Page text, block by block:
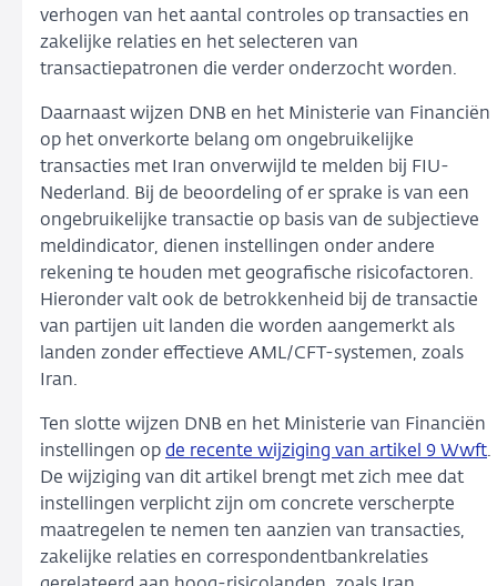
verhogen van het aantal controles op transacties en
zakelijke relaties en het selecteren van
transactiepatronen die verder onderzocht worden.
Daarnaast wijzen DNB en het Ministerie van Financiën
op het onverkorte belang om ongebruikelijke
transacties met Iran onverwijld te melden bij FIU-
Nederland. Bij de beoordeling of er sprake is van een
ongebruikelijke transactie op basis van de subjectieve
meldindicator, dienen instellingen onder andere
rekening te houden met geografische risicofactoren.
Hieronder valt ook de betrokkenheid bij de transactie
van partijen uit landen die worden aangemerkt als
landen zonder effectieve AML/CFT-systemen, zoals
Iran.
Ten slotte wijzen DNB en het Ministerie van Financiën
instellingen op de recente wijziging van artikel 9 Wwft.
De wijziging van dit artikel brengt met zich mee dat
instellingen verplicht zijn om concrete verscherpte
maatregelen te nemen ten aanzien van transacties,
zakelijke relaties en correspondentbankrelaties